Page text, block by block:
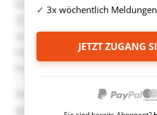
3x wöchentlich
JETZT ZUGANG